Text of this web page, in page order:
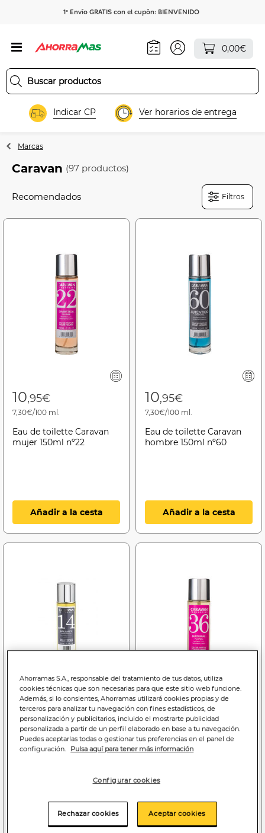
1º Envío GRATIS con el cupón: BIENVENIDO
0,00€
Indicar CP Ver horarios de entrega
Marcas
Caravan (97 productos)
Filtros
10,95€
7,30€/100 ml.
Eau de toilette Caravan
mujer 150ml nº22
Añadir a la cesta
10,95€
7,30€/100 ml.
Eau de toilette Caravan
hombre 150ml nº60
Añadir a la cesta
10,95€
7,30€/100 ml.
Eau de toilette Caravan
10,95€
7,30€/100 ml.
Eau de toilette Caravan
Ahorramas S.A., responsable del tratamiento de tus datos, utiliza
cookies técnicas que son necesarias para que este sitio web funcione.
Además, si lo consientes, Ahorramas utilizará cookies propias y de
terceros para analizar tu navegación con fines estadísticos, de
personalización y publicitarios, incluido el mostrarte publicidad
personalizada a partir de un perfil elaborado en base a tu navegación.
Puedes aceptarlas todas o gestionar tus preferencias en el panel de
configuración.
Pulsa aquí para tener más información
Configurar cookies
Rechazar cookies Aceptar cookies